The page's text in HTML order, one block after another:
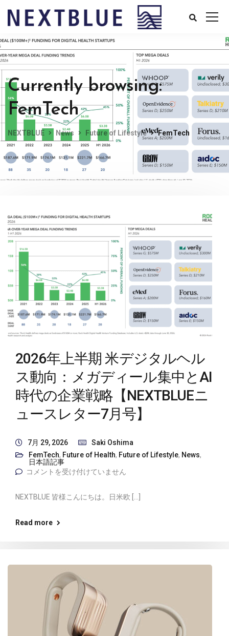
Currently browsing:
FemTech
NEXTBLUE News Future of Lifestyle FemTech
2026年上半期 米デジタルヘル
ス動向：メガディール集中とAI
時代の企業戦略【NEXTBLUEニ
ュースレター7月号】
7月 29, 2026
Saki Oshima
FemTech, Future of Health, Future of Lifestyle, News,
日本語記事
コメントを受け付けていません
NEXTBLUE 皆様こんにちは。日米欧 […]
Read more